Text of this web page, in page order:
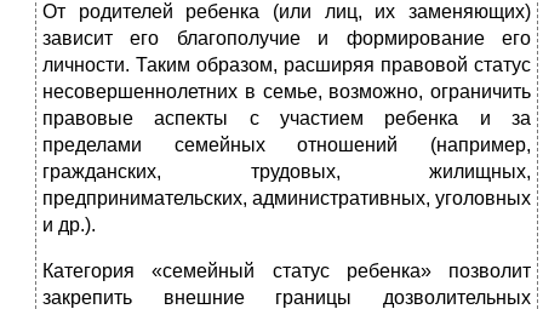
От родителей ребенка (или лиц, их заменяющих)
зависит его благополучие и формирование его
личности. Таким образом, расширяя правовой статус
несовершеннолетних в семье, возможно, ограничить
правовые аспекты с участием ребенка и за
пределами семейных отношений (например,
гражданских, трудовых, жилищных,
предпринимательских, административных, уголовных
и др.).
Категория «семейный статус ребенка» позволит
закрепить внешние границы дозволительных